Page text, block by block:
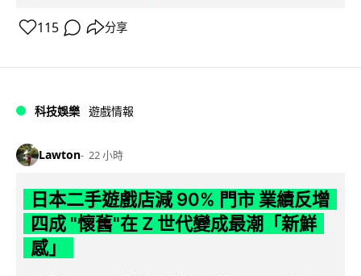
115 分享
科技娛樂 遊戲情報
Lawton 22 小時
日本二手遊戲店減 90% 門市 業績反增
四成 "懷舊"在 Z 世代變成最潮「新鮮
感」